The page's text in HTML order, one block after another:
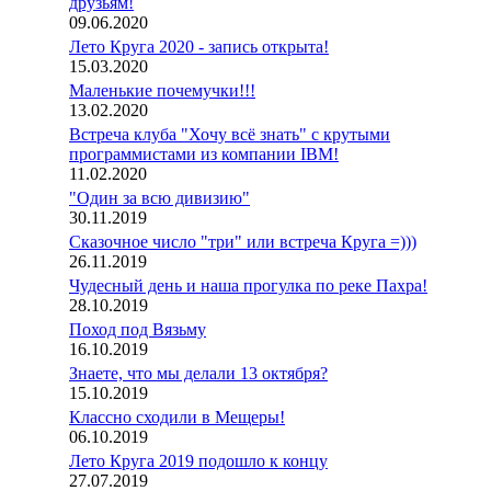
09.06.2020
Лето Круга 2020 - запись открыта!
15.03.2020
Маленькие почемучки!!!
13.02.2020
Встреча клуба "Хочу всё знать" с крутыми
программистами из компании IBM!
11.02.2020
"Один за всю дивизию"
30.11.2019
Сказочное число "три" или встреча Круга =)))
26.11.2019
Чудесный день и наша прогулка по реке Пахра!
28.10.2019
Поход под Вязьму
16.10.2019
Знаете, что мы делали 13 октября?
15.10.2019
Классно сходили в Мещеры!
06.10.2019
Лето Круга 2019 подошло к концу
27.07.2019